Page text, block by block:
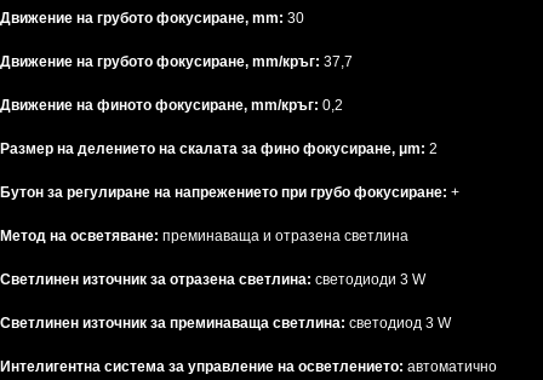
Движение на грубото фокусиране, mm: 30
Движение на грубото фокусиране, mm/кръг: 37,7
Движение на финото фокусиране, mm/кръг: 0,2
Размер на делението на скалата за фино фокусиране, μm: 2
Бутон за регулиране на напрежението при грубо фокусиране: +
Метод на осветяване: преминаваща и отразена светлина
Светлинен източник за отразена светлина: светодиоди 3 W
Светлинен източник за преминаваща светлина: светодиод 3 W
Интелигентна система за управление на осветлението: автоматично